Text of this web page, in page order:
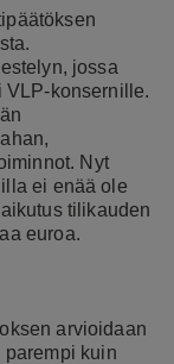
jossa
VLP-konsernille.
Nyt
ei enää ole
tilikauden
euroa.
arvioidaan
kuin